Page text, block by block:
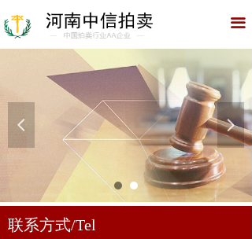
넳 넲
끀
网站首页
关于我们
拍卖预展
资质荣誉
拍卖公告
典型案例
联系方式/Tel